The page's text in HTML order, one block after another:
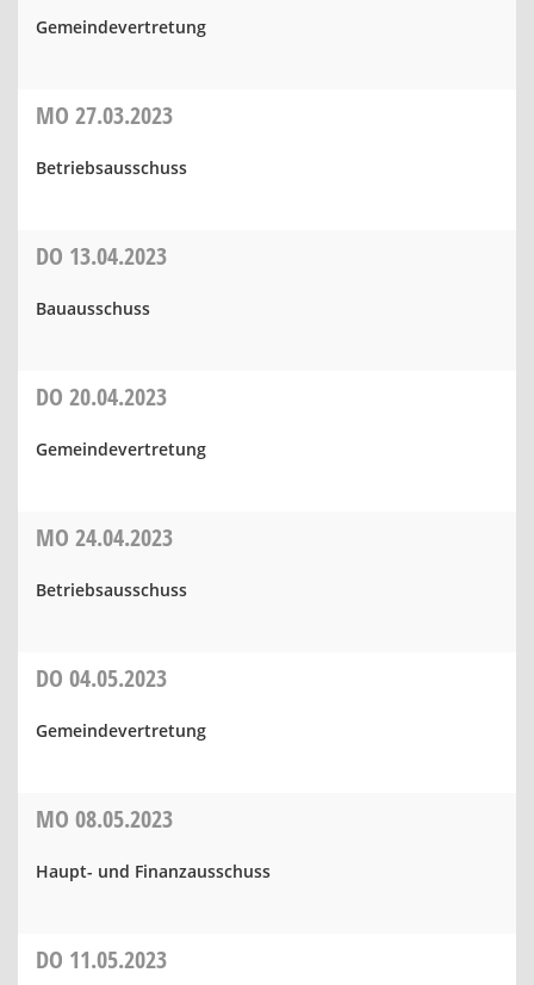
Gemeindevertretung
MO 27.03.2023
Betriebsausschuss
DO 13.04.2023
Bauausschuss
DO 20.04.2023
Gemeindevertretung
MO 24.04.2023
Betriebsausschuss
DO 04.05.2023
Gemeindevertretung
MO 08.05.2023
Haupt- und Finanzausschuss
DO 11.05.2023